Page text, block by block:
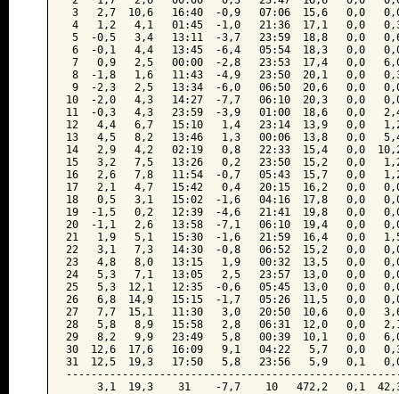
3   2,7  10,6   16:40  -0,9   07:06  15,6   0,0   0,0
4   1,2   4,1   01:45  -1,0   21:36  17,1   0,0
5  -0,5   3,4   13:11  -3,7   23:59  18,8   0,0
6  -0,1   4,4   13:45  -6,4   05:54  18,3   0,0
7   0,9   2,5   00:00  -2,8   23:53  17,4   0,0
8  -1,8   1,6   11:43  -4,9   23:50  20,1   0,0
9  -2,3   2,5   13:34  -6,0   06:50  20,6   0,0
10  -2,0   4,3   14:27  -7,7   06:10  20,3   0,0
11  -0,3   4,3   23:59  -3,9   01:00  18,6   0,0
12   4,4   6,7   15:10   1,4   23:14  13,9   0,0   1,2
13   4,5   8,2   13:46   1,3   00:06  13,8   0,0   5,4
14   2,9   4,2   02:19   0,8   22:33  15,4   0,0  10,2
15   3,2   7,5   13:26   0,2   23:50  15,2   0,0
16   2,6   7,8   11:54  -0,7   05:43  15,7   0,0
17   2,1   4,7   15:42   0,4   20:15  16,2   0,0
18   0,5   3,1   15:02  -1,6   04:16  17,8   0,0
19  -1,5   0,2   12:39  -4,6   21:41  19,8   0,0
20  -1,1   2,6   13:58  -7,1   06:10  19,4   0,0   0,0
21   1,9   5,1   15:30  -1,6   21:59  16,4   0,0   1,5
22   3,1   7,3   14:30  -0,8   06:52  15,2   0,0
23   4,8   8,0   13:15   1,9   00:32  13,5   0,0   0,0
24   5,3   7,1   13:05   2,5   23:57  13,0   0,0   0,0
25   5,3  12,1   12:35  -0,6   05:45  13,0   0,0   0,0
26   6,8  14,9   15:15  -1,7   05:26  11,5   0,0
27   7,7  15,1   11:30   3,0   20:50  10,6   0,0
28   5,8   8,9   15:58   2,8   06:31  12,0   0,0   2,1
29   8,2   9,9   23:49   5,8   00:39  10,1   0,0
30  12,6  17,6   16:09   9,1   04:22   5,7   0,0
31  12,5  19,3   17:50   5,8   23:56   5,9   0,1
3,1  19,3    31    -7,7    10   472,2   0,1